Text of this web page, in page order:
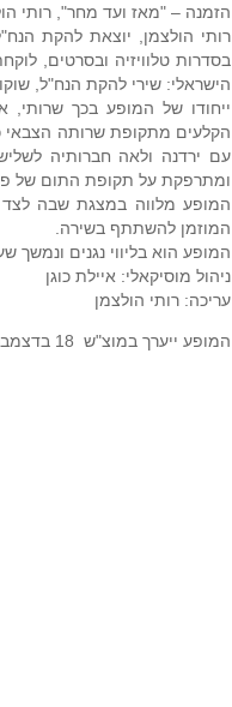
הזמנה – "מאז ועד מחר", רותי
רותי הולצמן, יוצאת להקת
בסדרות טלוויזיה ובסרטים,
הישראלי: שירי להקת הנח"ל,
ייחודו של המופע בכך
הקלעים מתקופת שרותה
עם ירדנה ולאה חברותיה
ומתרפקת על תקופת התום של
המופע מלווה במצגת שבה לצד
המוזמן להשתתף בשירה.
המופע הוא בליווי נגנים ונמשך
ניהול מוסיקאלי: איילת כוגן
עריכה: רותי הולצמן
המופע ייערך במוצ"ש 18 בדצמבר 2010, בקיבוץ ניר אליהו, בשעה 20:00.